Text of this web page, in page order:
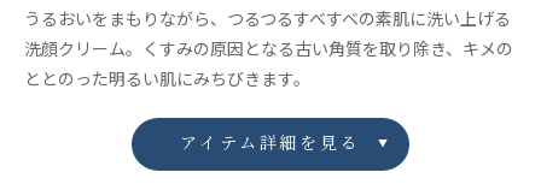
うるおいをまもりながら、つるつるすべすべの素肌に洗い上げる
洗顔クリーム。くすみの原因となる古い角質を取り除き、キメの
ととのった明るい肌にみちびきます。
アイテム詳細を見る